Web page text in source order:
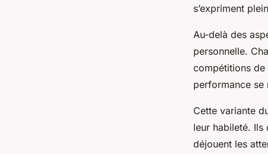
s’expriment
Au-delà des
personnelle.
compétitions de
performance
Cette variante
leur habileté.
déjouent les